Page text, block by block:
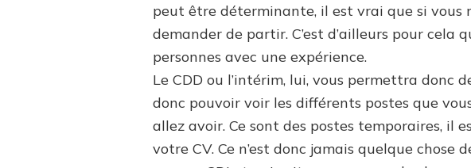
peut être déterminante, il est vrai que si vous
demander de partir. C’est d’ailleurs pour cela
personnes avec une expérience.
Le CDD ou l’intérim, lui, vous permettra donc
donc pouvoir voir les différents postes que
allez avoir. Ce sont des postes temporaires, il
votre CV. Ce n’est donc jamais quelque